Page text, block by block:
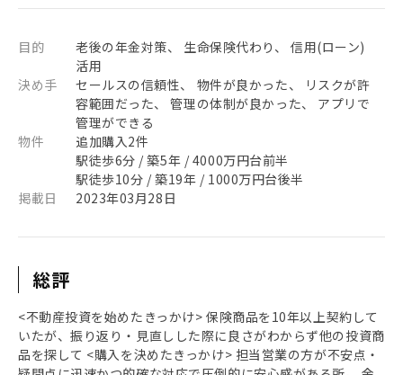
目的
老後の年金対策、 生命保険代わり、 信用(ローン)
活用
決め手
セールスの信頼性、 物件が良かった、 リスクが許
容範囲だった、 管理の体制が良かった、 アプリで
管理ができる
物件
追加購入2件
駅徒歩6分 / 築5年 / 4000万円台前半
駅徒歩10分 / 築19年 / 1000万円台後半
掲載日
2023年03月28日
総評
<不動産投資を始めたきっかけ> 保険商品を10年以上契約して
いたが、振り返り・見直しした際に良さがわからず他の投資商
品を探して <購入を決めたきっかけ> 担当営業の方が不安点・